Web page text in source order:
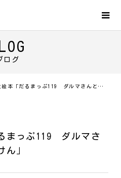
ログ
本「だるまっぷ119 ダルマさんとまちたんけん」
まっぷ119 ダルマさ
ん」